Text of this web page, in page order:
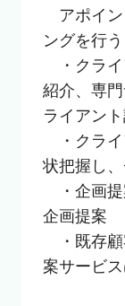
アポイン
ングを行う
・クライ
紹介、専
ライアン
・クライ
状把握し
・企画提
企画提案
・既存顧
案サービ